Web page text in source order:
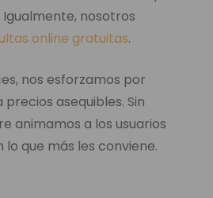
nosotros
online gratuitas.
nos esforzamos por
asequibles. Sin
animamos a los usuarios
lo que más les conviene.